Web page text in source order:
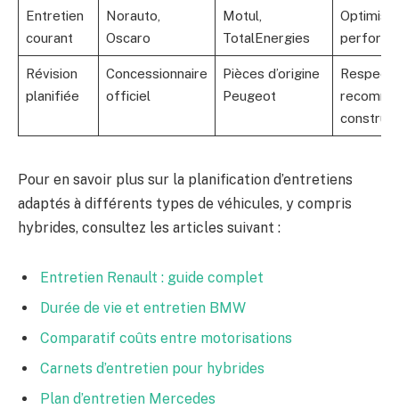
Entretien
courant
Norauto,
Oscaro
Motul,
TotalEnergies
Révision
planifiée
Concessionnaire
officiel
Pièces d’origine
Peugeot
Respect
Pour en savoir plus sur la planification d’entretiens
adaptés à différents types de véhicules, y compris
hybrides, consultez les articles suivant :
Entretien Renault : guide complet
Durée de vie et entretien BMW
Comparatif coûts entre motorisations
Carnets d’entretien pour hybrides
Plan d’entretien Mercedes